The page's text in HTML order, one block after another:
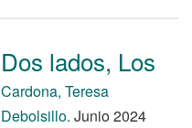
Dos lados, Los
Cardona, Teresa
Debolsillo. Junio 2024